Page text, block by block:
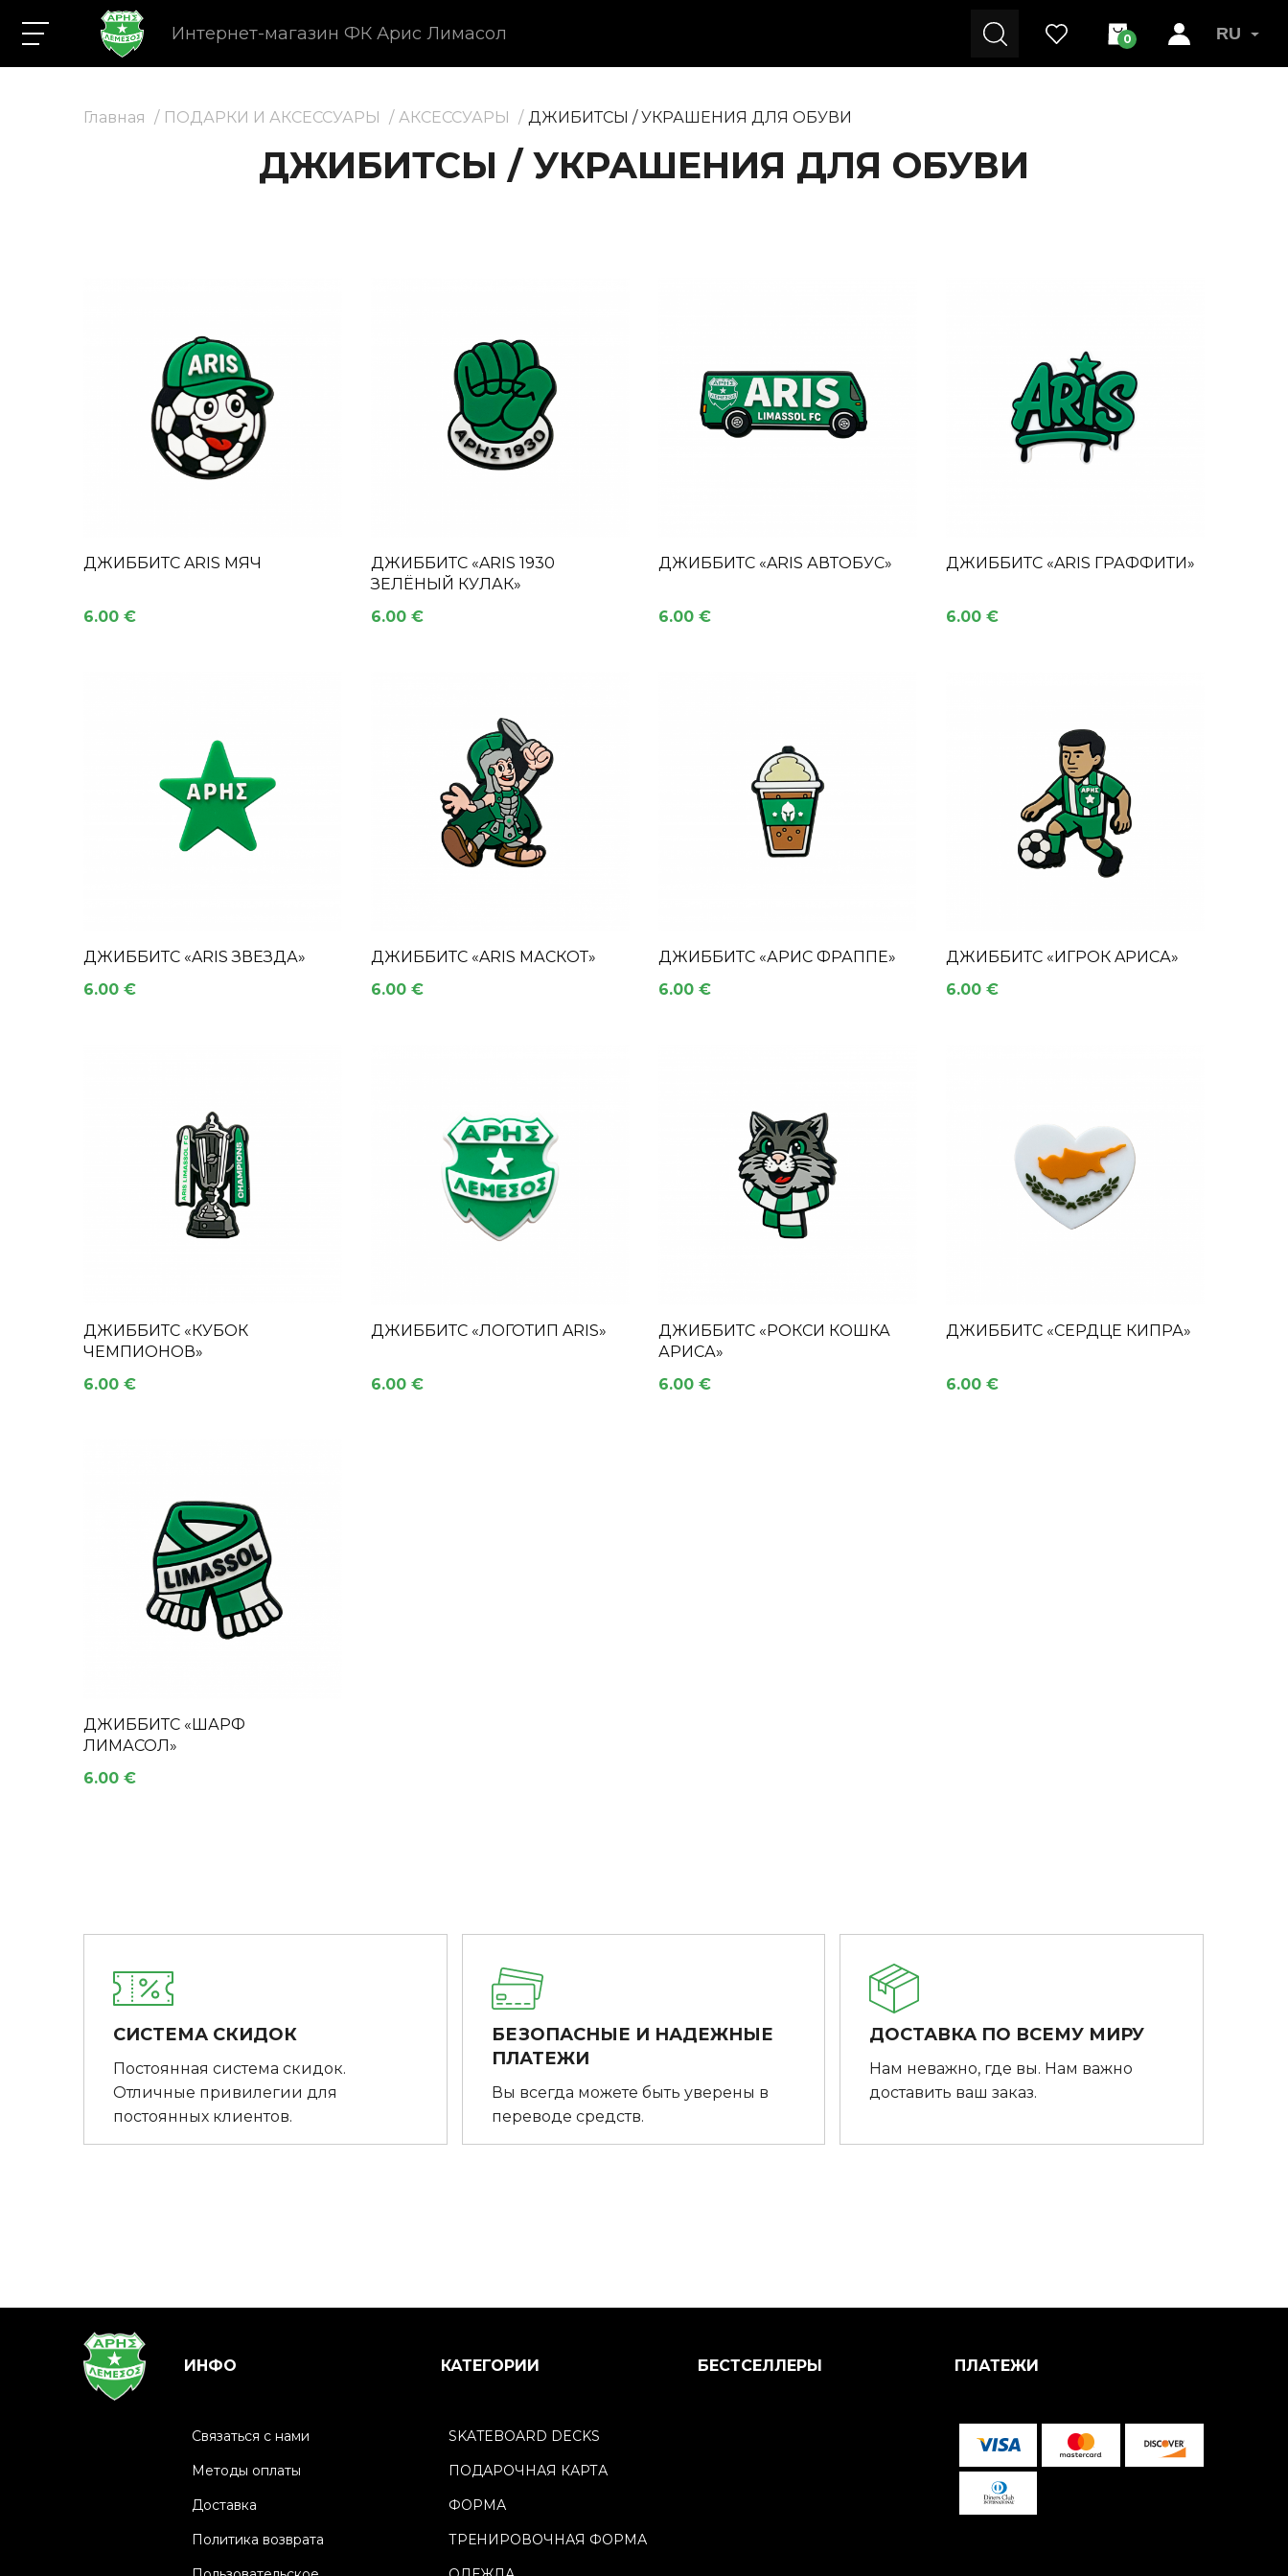
Интернет-магазин ФК Арис Лимасол 0 RU
Главная ПОДАРКИ И АКСЕССУАРЫ АКСЕССУАРЫ ДЖИБИТСЫ / УКРАШЕНИЯ ДЛЯ ОБУВИ
ДЖИБИТСЫ / УКРАШЕНИЯ ДЛЯ ОБУВИ
ДЖИББИТС ARIS МЯЧ
6.00 €
ДЖИББИТС «ARIS 1930
ЗЕЛЁНЫЙ КУЛАК»
6.00 €
ДЖИББИТС «ARIS АВТОБУС»
6.00 €
ДЖИББИТС «ARIS ГРАФФИТИ»
6.00 €
ДЖИББИТС «ARIS ЗВЕЗДА»
6.00 €
ДЖИББИТС «ARIS МАСКОТ»
6.00 €
ДЖИББИТС «АРИС ФРАППЕ»
6.00 €
ДЖИББИТС «ИГРОК AРИСА»
6.00 €
ДЖИББИТС «КУБОК
ЧЕМПИОНОВ»
6.00 €
ДЖИББИТС «ЛОГОТИП ARIS»
6.00 €
ДЖИББИТС «РОКСИ КОШКА
АРИСА»
6.00 €
ДЖИББИТС «СЕРДЦЕ КИПРА»
6.00 €
ДЖИББИТС «ШАРФ
ЛИМАСОЛ»
6.00 €
СИСТЕМА СКИДОК
Постоянная система скидок.
Отличные привилегии для
постоянных клиентов.
БЕЗОПАСНЫЕ И НАДЕЖНЫЕ
ПЛАТЕЖИ
Вы всегда можете быть уверены в
переводе средств.
ДОСТАВКА ПО ВСЕМУ МИРУ
Нам неважно, где вы. Нам важно
доставить ваш заказ.
ИНФО
Связаться с нами
Методы оплаты
Доставка
Политика возврата
КАТЕГОРИИ
SKATEBOARD DECKS
ПОДАРОЧНАЯ КАРТА
ФОРМА
ТРЕНИРОВОЧНАЯ ФОРМА
БЕСТСЕЛЛЕРЫ ПЛАТЕЖИ